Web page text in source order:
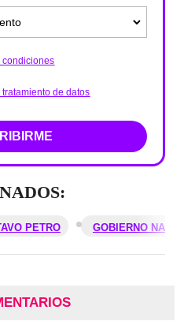
condiciones
de datos
PETRO GOBIERNO